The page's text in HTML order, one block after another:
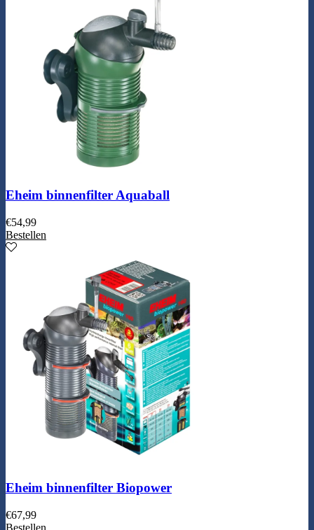
Eheim binnenfilter Aquaball
€54,99
Bestellen
Eheim binnenfilter Biopower
€67,99
Bestellen